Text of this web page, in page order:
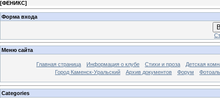
[ФЕНИКС]
Форма входа
Меню сайта
Главная страница Информация о клубе Стихи и проза
Детская
Город Каменск-Уральский
Архив документов Форум
Categories